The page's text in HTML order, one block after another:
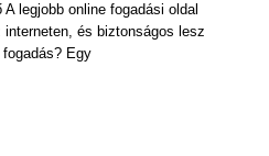
legjobb online fogadási oldal
és biztonságos lesz
Egy